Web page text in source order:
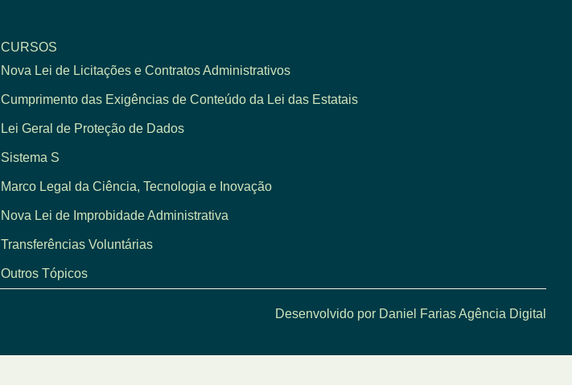
CURSOS
Nova Lei de Licitações e Contratos Administrativos
Cumprimento das Exigências de Conteúdo da Lei das Estatais
Lei Geral de Proteção de Dados
Sistema S
Marco Legal da Ciência, Tecnologia e Inovação
Nova Lei de Improbidade Administrativa
Transferências Voluntárias
Outros Tópicos
Desenvolvido por Daniel Farias Agência Digital